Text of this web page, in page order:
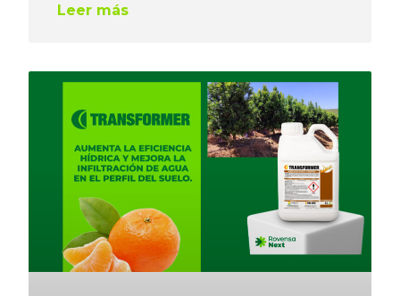
Leer más